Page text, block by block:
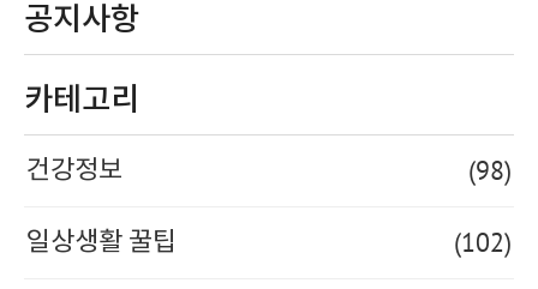
공지사항
카테고리
건강정보 (98)
일상생활 꿀팁 (102)